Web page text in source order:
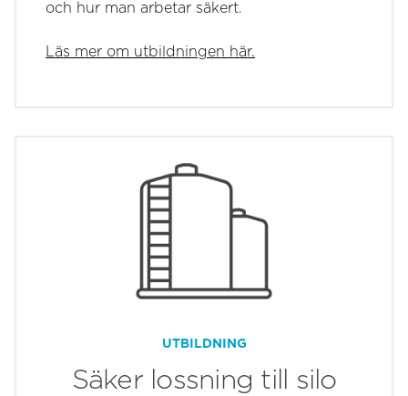
och hur man arbetar säkert.
Läs mer om utbildningen här.
UTBILDNING
Säker lossning till silo